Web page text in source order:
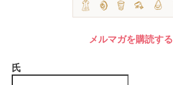
メルマガを購読する
氏